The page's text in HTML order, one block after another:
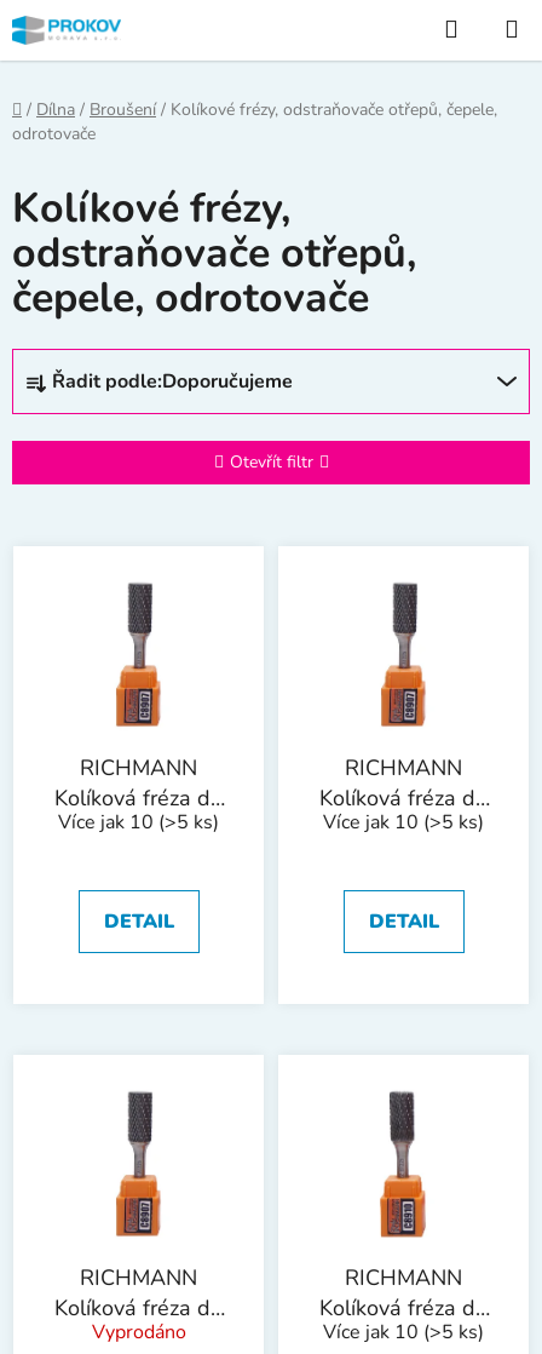
Přejít
na
obsah
Hledat
Domů
/ Dílna / Broušení / Kolíkové frézy, odstraňovače otřepů, čepele,
odrotovače
Kolíkové frézy,
odstraňovače otřepů,
čepele, odrotovače
Ř
z
n
p
Řadit podle:Doporučujeme
Otevřít filtr
V
RICHMANN
Kolíková fréza do
kovu, stopka 6 mm
Více jak 10 (>5 ks)
DETAIL
RICHMANN
Kolíková fréza do
kovu, stopka 6 mm
Více jak 10 (>5 ks)
DETAIL
RICHMANN
Kolíková fréza do
kovu, stopka 6 mm
Vyprodáno
RICHMANN
Kolíková fréza do
kovu, stopka 6 mm
Více jak 10 (>5 ks)